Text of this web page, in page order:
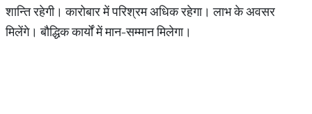
शान्ति रहेगी। कारोबार में परिश्रम अधिक रहेगा। लाभ के अवसर
मिलेंगे। बौद्धिक कार्यों में मान-सम्मान मिलेगा।